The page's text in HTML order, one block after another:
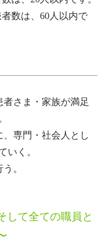
数は、60人以内で
さま・家族が満足
専門・社会人とし
いく。
。
して全ての職員と